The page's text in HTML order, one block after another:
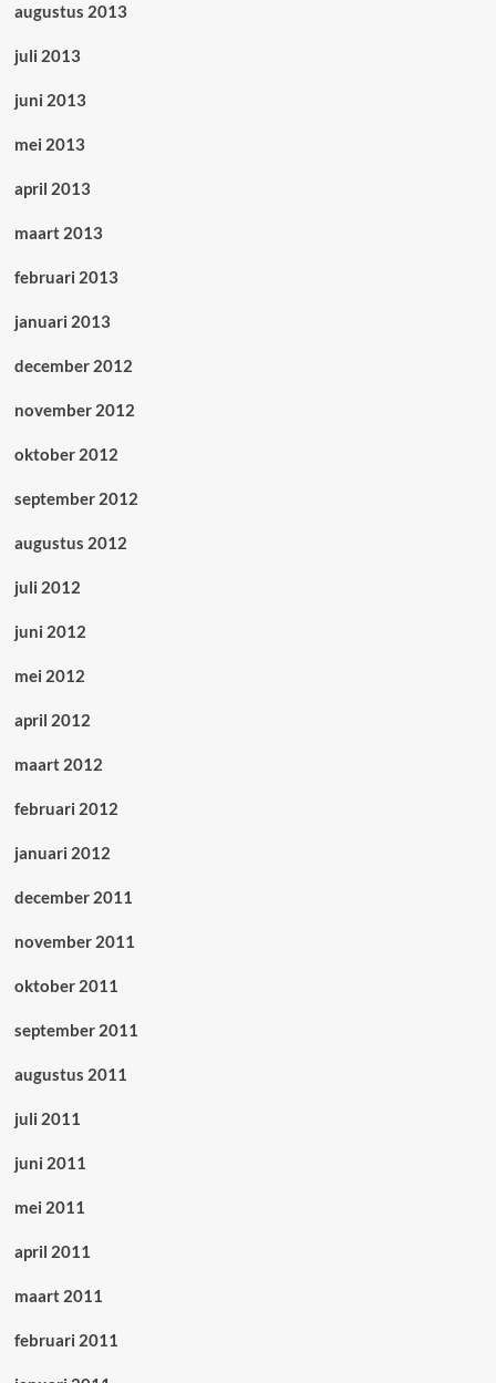
augustus 2013
juli 2013
juni 2013
mei 2013
april 2013
maart 2013
februari 2013
januari 2013
december 2012
november 2012
oktober 2012
september 2012
augustus 2012
juli 2012
juni 2012
mei 2012
april 2012
maart 2012
februari 2012
januari 2012
december 2011
november 2011
oktober 2011
september 2011
augustus 2011
juli 2011
juni 2011
mei 2011
april 2011
maart 2011
februari 2011